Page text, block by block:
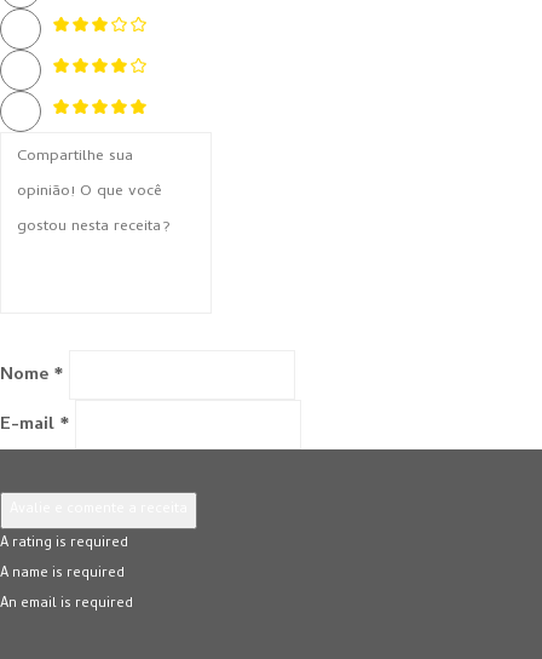
Nome *
E-mail *
A rating is required
A name is required
An email is required